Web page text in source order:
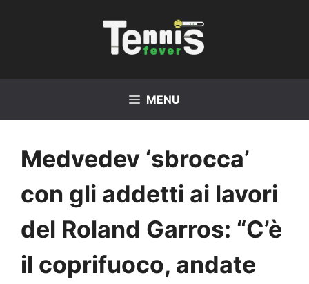
MENU
Medvedev ‘sbrocca’
con gli addetti ai lavori
del Roland Garros: “C’è
il coprifuoco, andate